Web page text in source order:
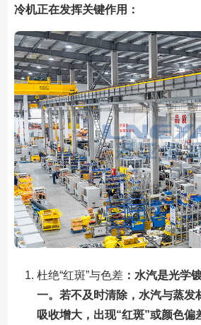
冷机正在发挥关键作用：
杜绝“红斑”与色差：水汽是光学
一。若不及时清除，水汽与蒸发
吸收增大，出现“红斑”或颜色偏